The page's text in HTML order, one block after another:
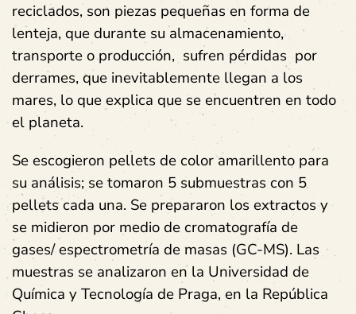
reciclados, son piezas pequeñas en forma de
lenteja, que durante su almacenamiento,
transporte o producción, sufren pérdidas por
derrames, que inevitablemente llegan a los
mares, lo que explica que se encuentren en todo
el planeta.
Se escogieron pellets de color amarillento para
su análisis; se tomaron 5 submuestras con 5
pellets cada una. Se prepararon los extractos y
se midieron por medio de cromatografía de
gases/ espectrometría de masas (GC-MS). Las
muestras se analizaron en la Universidad de
Química y Tecnología de Praga, en la República